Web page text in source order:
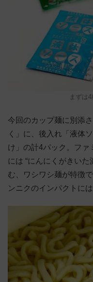
まずは
今回のカップ麺に別添
く」に、後入れ「液体
け」の計4パック。ファ
には “にんにくがきい
む、ワシワシ麺が特徴
ンニクのインパクトに